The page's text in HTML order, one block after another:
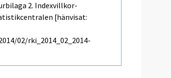
2. Indexvillkor-
[hänvisat:
02/rki_2014_02_2014-